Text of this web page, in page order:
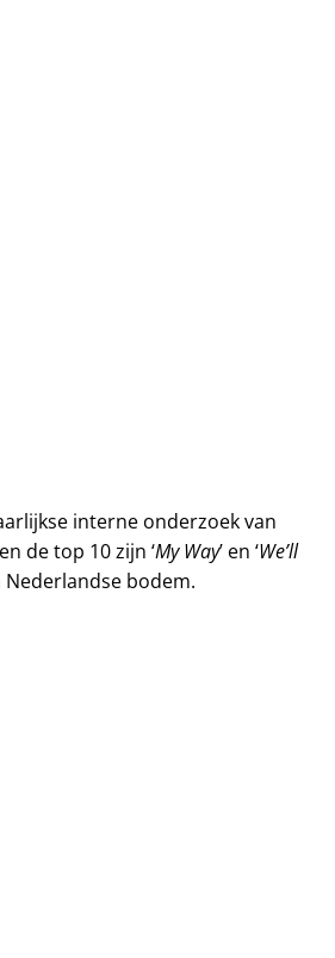
interne onderzoek van
de top 10 zijn ‘My Way’ en ‘We’ll
bodem.